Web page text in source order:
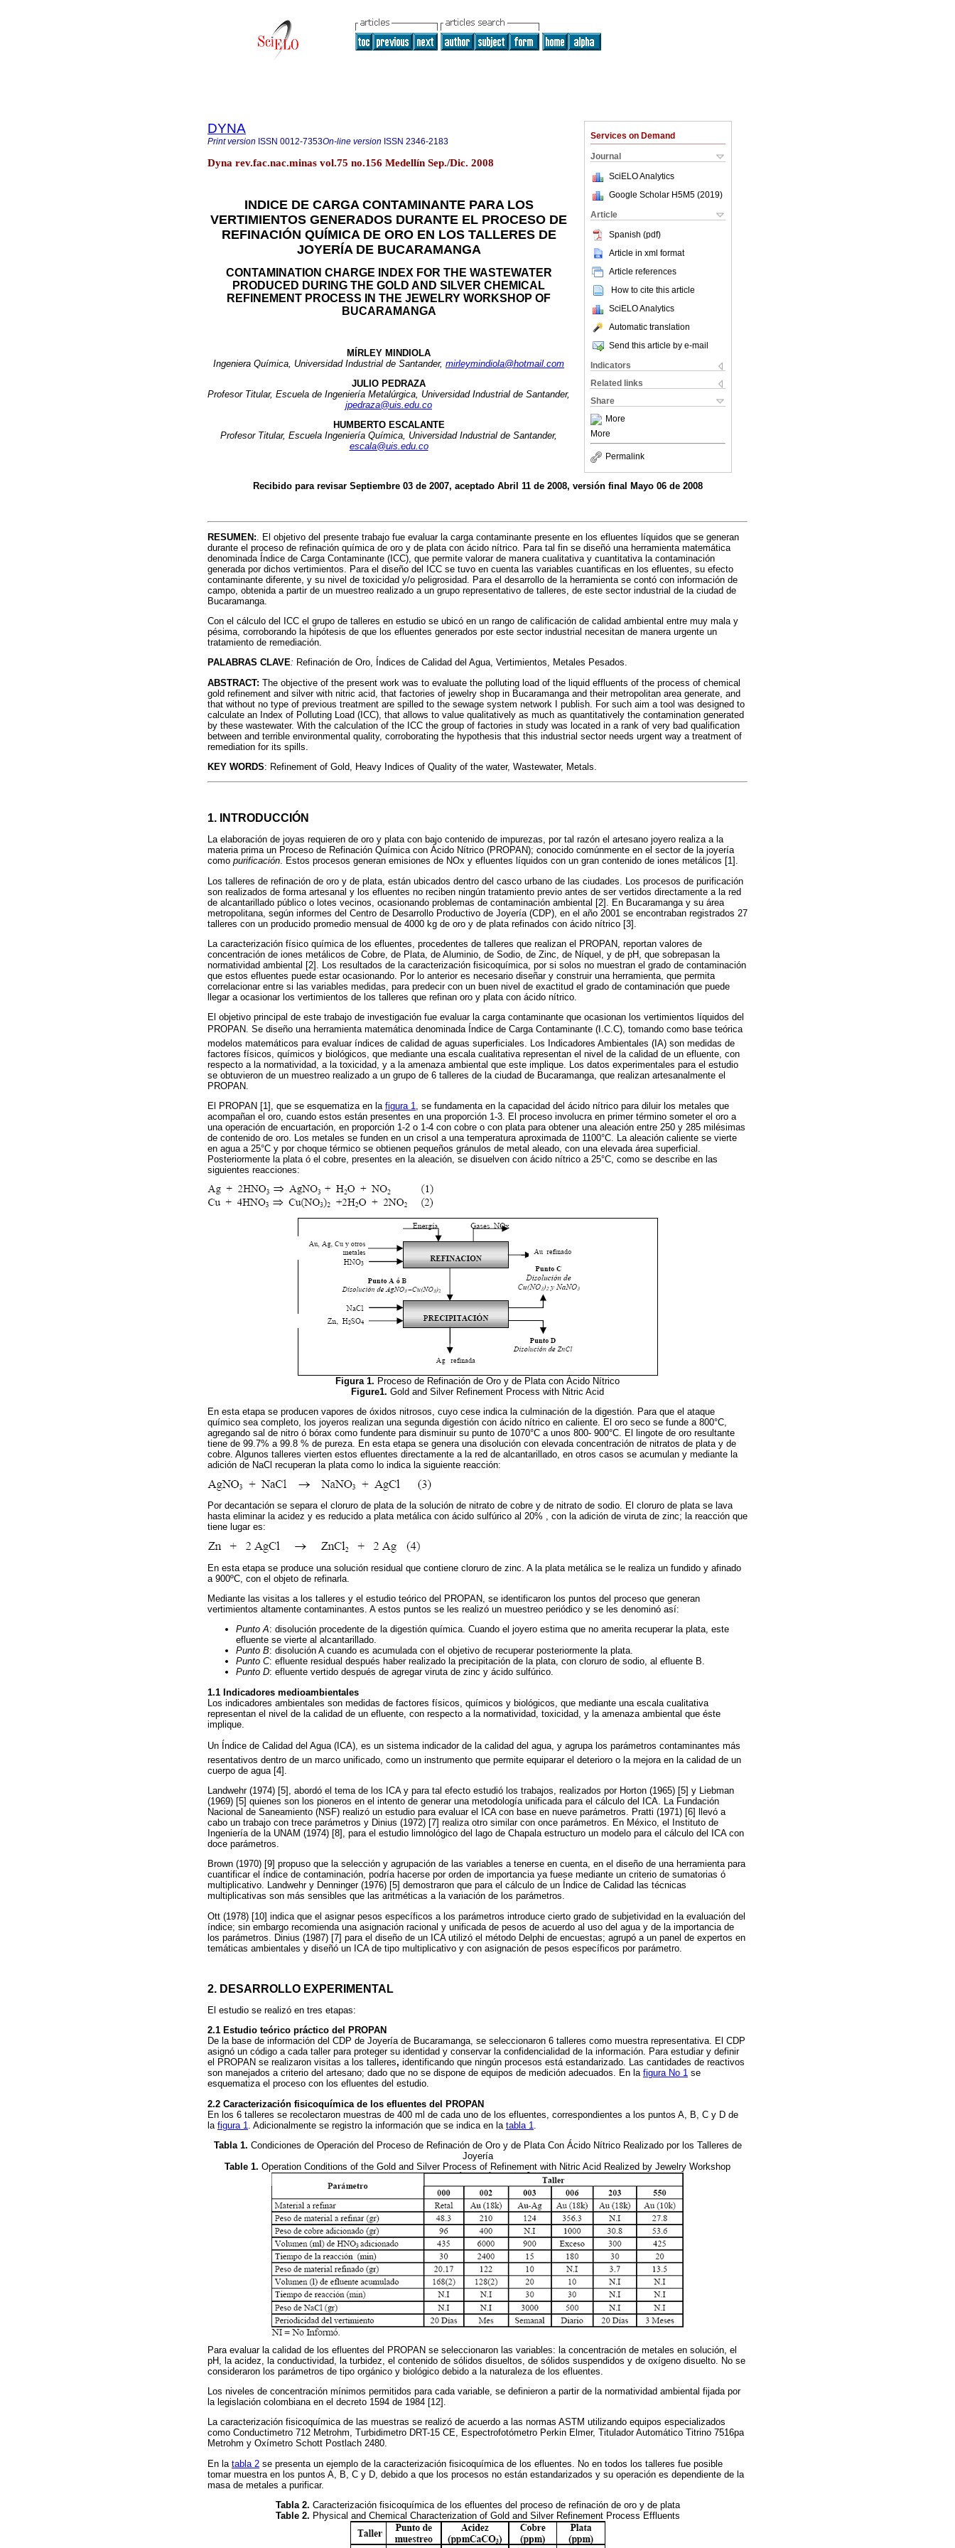
Services on Demand
Journal
SciELO Analytics
Google Scholar H5M5 (2019)
Article
Spanish (pdf)
Article in xml format
Article references
How to cite this article
SciELO Analytics
Automatic translation
Send this article by e-mail
Indicators
Related links
Share
More
More
Permalink
DYNA
Print version ISSN 0012-7353On-line version ISSN 2346-2183
Dyna rev.fac.nac.minas vol.75 no.156 Medellín Sep./Dic. 2008
INDICE DE CARGA CONTAMINANTE PARA LOS
VERTIMIENTOS GENERADOS DURANTE EL PROCESO DE
REFINACIÓN QUÍMICA DE ORO EN LOS TALLERES DE
JOYERÍA DE BUCARAMANGA
CONTAMINATION CHARGE INDEX FOR THE WASTEWATER
PRODUCED DURING THE GOLD AND SILVER CHEMICAL
REFINEMENT PROCESS IN THE JEWELRY WORKSHOP OF
BUCARAMANGA
MÍRLEY MINDIOLA
Ingeniera Química, Universidad Industrial de Santander, mirleymindiola@hotmail.com
JULIO PEDRAZA
Profesor Titular, Escuela de Ingeniería Metalúrgica, Universidad Industrial de Santander,
jpedraza@uis.edu.co
HUMBERTO ESCALANTE
Profesor Titular, Escuela Ingeniería Química, Universidad Industrial de Santander,
escala@uis.edu.co
Recibido para revisar Septiembre 03 de 2007, aceptado Abril 11 de 2008, versión final Mayo 06 de 2008
RESUMEN: . El objetivo del presente trabajo fue evaluar la carga contaminante presente en los efluentes líquidos que se generan
durante el proceso de refinación química de oro y de plata con ácido nítrico. Para tal fin se diseñó una herramienta matemática
denominada Índice de Carga Contaminante (ICC), que permite valorar de manera cualitativa y cuantitativa la contaminación
generada por dichos vertimientos. Para el diseño del ICC se tuvo en cuenta las variables cuantificas en los efluentes, su efecto
contaminante diferente, y su nivel de toxicidad y/o peligrosidad. Para el desarrollo de la herramienta se contó con información de
campo, obtenida a partir de un muestreo realizado a un grupo representativo de talleres, de este sector industrial de la ciudad de
Bucaramanga.
Con el cálculo del ICC el grupo de talleres en estudio se ubicó en un rango de calificación de calidad ambiental entre muy mala y
pésima, corroborando la hipótesis de que los efluentes generados por este sector industrial necesitan de manera urgente un
tratamiento de remediación.
PALABRAS CLAVE: Refinación de Oro, Índices de Calidad del Agua, Vertimientos, Metales Pesados.
ABSTRACT: The objective of the present work was to evaluate the polluting load of the liquid effluents of the process of chemical
gold refinement and silver with nitric acid, that factories of jewelry shop in Bucaramanga and their metropolitan area generate, and
that without no type of previous treatment are spilled to the sewage system network I publish. For such aim a tool was designed to
calculate an Index of Polluting Load (ICC), that allows to value qualitatively as much as quantitatively the contamination generated
by these wastewater. With the calculation of the ICC the group of factories in study was located in a rank of very bad qualification
between and terrible environmental quality, corroborating the hypothesis that this industrial sector needs urgent way a treatment of
remediation for its spills.
KEY WORDS: Refinement of Gold, Heavy Indices of Quality of the water, Wastewater, Metals.
1. INTRODUCCIÓN
La elaboración de joyas requieren de oro y plata con bajo contenido de impurezas, por tal razón el artesano joyero realiza a la
materia prima un Proceso de Refinación Química con Ácido Nítrico (PROPAN); conocido comúnmente en el sector de la joyería
como purificación. Estos procesos generan emisiones de NOx y efluentes líquidos con un gran contenido de iones metálicos [1].
Los talleres de refinación de oro y de plata, están ubicados dentro del casco urbano de las ciudades. Los procesos de purificación
son realizados de forma artesanal y los efluentes no reciben ningún tratamiento previo antes de ser vertidos directamente a la red
de alcantarillado público o lotes vecinos, ocasionando problemas de contaminación ambiental [2]. En Bucaramanga y su área
metropolitana, según informes del Centro de Desarrollo Productivo de Joyería (CDP), en el año 2001 se encontraban registrados 27
talleres con un producido promedio mensual de 4000 kg de oro y de plata refinados con ácido nítrico [3].
La caracterización físico química de los efluentes, procedentes de talleres que realizan el PROPAN, reportan valores de
concentración de iones metálicos de Cobre, de Plata, de Aluminio, de Sodio, de Zinc, de Níquel, y de pH, que sobrepasan la
normatividad ambiental [2]. Los resultados de la caracterización fisicoquímica, por si solos no muestran el grado de contaminación
que estos efluentes puede estar ocasionando. Por lo anterior es necesario diseñar y construir una herramienta, que permita
correlacionar entre si las variables medidas, para predecir con un buen nivel de exactitud el grado de contaminación que puede
llegar a ocasionar los vertimientos de los talleres que refinan oro y plata con ácido nítrico.
El objetivo principal de este trabajo de investigación fue evaluar la carga contaminante que ocasionan los vertimientos líquidos del
PROPAN. Se diseño una herramienta matemática denominada Índice de Carga Contaminante (I.C.C), tomando como base teórica
modelos matemáticos para evaluar índices de calidad de aguas superficiales. Los Indicadores Ambientales (IA) son medidas de
factores físicos, químicos y biológicos, que mediante una escala cualitativa representan el nivel de la calidad de un efluente, con
respecto a la normatividad, a la toxicidad, y a la amenaza ambiental que este implique. Los datos experimentales para el estudio
se obtuvieron de un muestreo realizado a un grupo de 6 talleres de la ciudad de Bucaramanga, que realizan artesanalmente el
PROPAN.
El PROPAN [1], que se esquematiza en la figura 1, se fundamenta en la capacidad del ácido nítrico para diluir los metales que
acompañan el oro, cuando estos están presentes en una proporción 1-3. El proceso involucra en primer término someter el oro a
una operación de encuartación, en proporción 1-2 o 1-4 con cobre o con plata para obtener una aleación entre 250 y 285 milésimas
de contenido de oro. Los metales se funden en un crisol a una temperatura aproximada de 1100°C. La aleación caliente se vierte
en agua a 25°C y por choque térmico se obtienen pequeños gránulos de metal aleado, con una elevada área superficial.
Posteriormente la plata ó el cobre, presentes en la aleación, se disuelven con ácido nítrico a 25°C, como se describe en las
siguientes reacciones:
Figura 1. Proceso de Refinación de Oro y de Plata con Ácido Nítrico
Figure1. Gold and Silver Refinement Process with Nitric Acid
En esta etapa se producen vapores de óxidos nitrosos, cuyo cese indica la culminación de la digestión. Para que el ataque
químico sea completo, los joyeros realizan una segunda digestión con ácido nítrico en caliente. El oro seco se funde a 800°C,
agregando sal de nitro ó bórax como fundente para disminuir su punto de 1070°C a unos 800- 900°C. El lingote de oro resultante
tiene de 99.7% a 99.8 % de pureza. En esta etapa se genera una disolución con elevada concentración de nitratos de plata y de
cobre. Algunos talleres vierten estos efluentes directamente a la red de alcantarillado, en otros casos se acumulan y mediante la
adición de NaCl recuperan la plata como lo indica la siguiente reacción:
Por decantación se separa el cloruro de plata de la solución de nitrato de cobre y de nitrato de sodio. El cloruro de plata se lava
hasta eliminar la acidez y es reducido a plata metálica con ácido sulfúrico al 20% , con la adición de viruta de zinc; la reacción que
tiene lugar es:
En esta etapa se produce una solución residual que contiene cloruro de zinc. A la plata metálica se le realiza un fundido y afinado
a 900ºC, con el objeto de refinarla.
Mediante las visitas a los talleres y el estudio teórico del PROPAN, se identificaron los puntos del proceso que generan
vertimientos altamente contaminantes. A estos puntos se les realizó un muestreo periódico y se les denominó así:
Punto A: disolución procedente de la digestión química. Cuando el joyero estima que no amerita recuperar la plata, este
efluente se vierte al alcantarillado.
Punto B: disolución A cuando es acumulada con el objetivo de recuperar posteriormente la plata.
Punto C: efluente residual después haber realizado la precipitación de la plata, con cloruro de sodio, al efluente B.
Punto D: efluente vertido después de agregar viruta de zinc y ácido sulfúrico.
1.1 Indicadores medioambientales
Los indicadores ambientales son medidas de factores físicos, químicos y biológicos, que mediante una escala cualitativa
representan el nivel de la calidad de un efluente, con respecto a la normatividad, toxicidad, y la amenaza ambiental que éste
implique.
Un Índice de Calidad del Agua (ICA), es un sistema indicador de la calidad del agua, y agrupa los parámetros contaminantes más
resentativos dentro de un marco unificado, como un instrumento que permite equiparar el deterioro o la mejora en la calidad de un
cuerpo de agua [4].
Landwehr (1974) [5], abordó el tema de los ICA y para tal efecto estudió los trabajos, realizados por Horton (1965) [5] y Liebman
(1969) [5] quienes son los pioneros en el intento de generar una metodología unificada para el cálculo del ICA. La Fundación
Nacional de Saneamiento (NSF) realizó un estudio para evaluar el ICA con base en nueve parámetros. Pratti (1971) [6] llevó a
cabo un trabajo con trece parámetros y Dinius (1972) [7] realiza otro similar con once parámetros. En México, el Instituto de
Ingeniería de la UNAM (1974) [8], para el estudio limnológico del lago de Chapala estructuro un modelo para el cálculo del ICA con
doce parámetros.
Brown (1970) [9] propuso que la selección y agrupación de las variables a tenerse en cuenta, en el diseño de una herramienta para
cuantificar el índice de contaminación, podría hacerse por orden de importancia ya fuese mediante un criterio de sumatorias ó
multiplicativo. Landwehr y Denninger (1976) [5] demostraron que para el cálculo de un Índice de Calidad las técnicas
multiplicativas son más sensibles que las aritméticas a la variación de los parámetros.
Ott (1978) [10] indica que el asignar pesos específicos a los parámetros introduce cierto grado de subjetividad en la evaluación del
índice; sin embargo recomienda una asignación racional y unificada de pesos de acuerdo al uso del agua y de la importancia de
los parámetros. Dinius (1987) [7] para el diseño de un ICA utilizó el método Delphi de encuestas; agrupó a un panel de expertos en
temáticas ambientales y diseñó un ICA de tipo multiplicativo y con asignación de pesos específicos por parámetro.
2. DESARROLLO EXPERIMENTAL
El estudio se realizó en tres etapas:
2.1 Estudio teórico práctico del PROPAN
De la base de información del CDP de Joyería de Bucaramanga, se seleccionaron 6 talleres como muestra representativa. El CDP
asignó un código a cada taller para proteger su identidad y conservar la confidencialidad de la información. Para estudiar y definir
el PROPAN se realizaron visitas a los talleres, identificando que ningún procesos está estandarizado. Las cantidades de reactivos
son manejados a criterio del artesano; dado que no se dispone de equipos de medición adecuados. En la figura No 1 se
esquematiza el proceso con los efluentes del estudio.
2.2 Caracterización fisicoquímica de los efluentes del PROPAN
En los 6 talleres se recolectaron muestras de 400 ml de cada uno de los efluentes, correspondientes a los puntos A, B, C y D de
la figura 1 . Adicionalmente se registro la información que se indica en la tabla 1
Tabla 1. Condiciones de Operación del Proceso de Refinación de Oro y de Plata Con Ácido Nítrico Realizado por los Talleres de
Joyería
Table 1. Operation Conditions of the Gold and Silver Process of Refinement with Nitric Acid Realized by Jewelry Workshop
Para evaluar la calidad de los efluentes del PROPAN se seleccionaron las variables: la concentración de metales en solución, el
pH, la acidez, la conductividad, la turbidez, el contenido de sólidos disueltos, de sólidos suspendidos y de oxígeno disuelto. No se
consideraron los parámetros de tipo orgánico y biológico debido a la naturaleza de los efluentes.
Los niveles de concentración mínimos permitidos para cada variable, se definieron a partir de la normatividad ambiental fijada por
la legislación colombiana en el decreto 1594 de 1984 [12].
La caracterización fisicoquímica de las muestras se realizó de acuerdo a las normas ASTM utilizando equipos especializados
como Conductimetro 712 Metrohm, Turbidimetro DRT-15 CE, Espectrofotómetro Perkin Elmer, Titulador Automático Titrino 7516pa
Metrohm y Oxímetro Schott Postlach 2480.
En la tabla 2 se presenta un ejemplo de la caracterización fisicoquímica de los efluentes. No en todos los talleres fue posible
tomar muestra en los puntos A, B, C y D, debido a que los procesos no están estandarizados y su operación es dependiente de la
masa de metales a purificar.
Tabla 2. Caracterización fisicoquímica de los efluentes del proceso de refinación de oro y de plata
Table 2. Physical and Chemical Characterization of Gold and Silver Refinement Process Effluents